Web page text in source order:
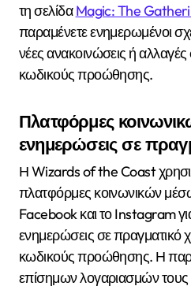
τη σελίδαMagic: The
παραμένετε ενημερωμένοι
νέες ανακοινώσεις ή αλλαγές
κωδικούς προώθησης.
Πλατφόρμες
ενημερώσεις σε
Η Wizards of the Coast
πλατφόρμες κοινωνικών
Facebook και το Instagram
ενημερώσεις σε πραγματικό
κωδικούς προώθησης. Η
επίσημων λογαριασμών τους